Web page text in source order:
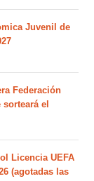
Juvenil de
Federación
el
Licencia UEFA
(agotadas las